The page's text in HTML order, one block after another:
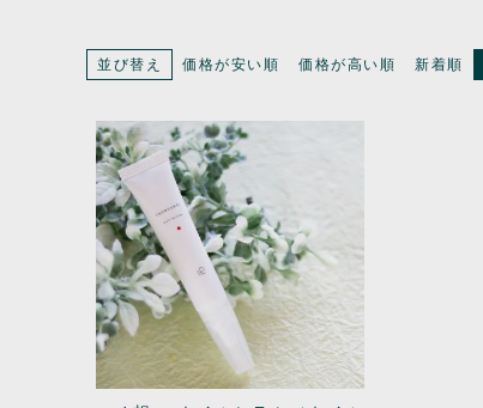
並び替え 価格が安い順 価格が高い順 新着順